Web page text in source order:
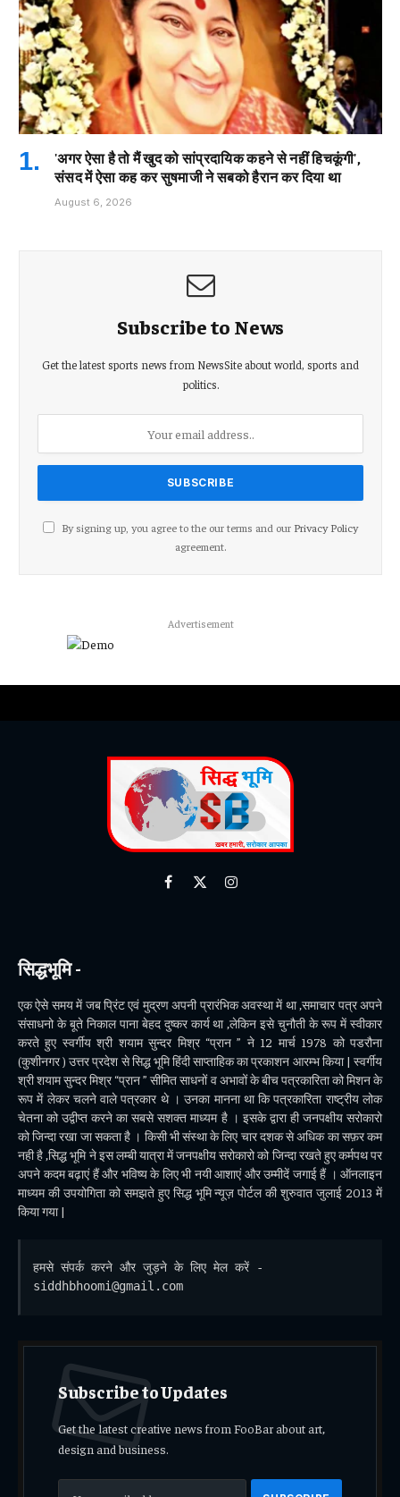
'अगर ऐसा है तो मैं खुद को सांप्रदायिक कहने से नहीं हिचकूंगी',
संसद में ऐसा कह कर सुषमाजी ने सबको हैरान कर दिया था
August 6, 2026
Subscribe to News
Get the latest sports news from NewsSite about world, sports and
politics.
By signing up, you agree to the our terms and our Privacy Policy
agreement.
Advertisement
Facebook
X
Instagram
सिद्धभूमि -
एक ऐसे समय में जब प्रिंट एवं मुद्रण अपनी प्रारंभिक अवस्था में था ,समाचार पत्र अपने
संसाधनो के बूते निकाल पाना बेहद दुष्कर कार्य था ,लेकिन इसे चुनौती के रूप में स्वीकार
करते हुए स्वर्गीय श्री शयाम सुन्दर मिश्र “प्रान ” ने 12 मार्च 1978 को पडरौना
(कुशीनगर ) उत्तर प्रदेश से सिद्ध भूमि हिंदी साप्ताहिक का प्रकाशन आरम्भ किया | स्वर्गीय
श्री शयाम सुन्दर मिश्र “प्रान ” सीमित साधनों व अभावों के बीच पत्रकारिता को मिशन के
रूप में लेकर चलने वाले पत्रकार थे । उनका मानना था कि पत्रकारिता राष्ट्रीय लोक
चेतना को उद्वीप्त करने का सबसे सशक्त माध्यम है । इसके द्वारा ही जनपक्षीय सरोकारो
को जिन्दा रखा जा सकता है । किसी भी संस्था के लिए चार दशक से अधिक का सफ़र कम
नही है ,सिद्ध भूमि ने इस लम्बी यात्रा में जनपक्षीय सरोकारो को जिन्दा रखते हुए कर्मपथ पर
अपने कदम बढ़ाएं हैं और भविष्य के लिए भी नयी आशाएं और उम्मीदें जगाई हैं । ऑनलाइन
माध्यम की उपयोगिता को समझते हुए सिद्ध भूमि न्यूज़ पोर्टल की शुरुवात जुलाई 2013 में
किया गया |
हमसे संपर्क करने और जुड़ने के लिए मेल करें -
siddhbhoomi@gmail.com
Subscribe to Updates
Get the latest creative news from FooBar about art,
design and business.